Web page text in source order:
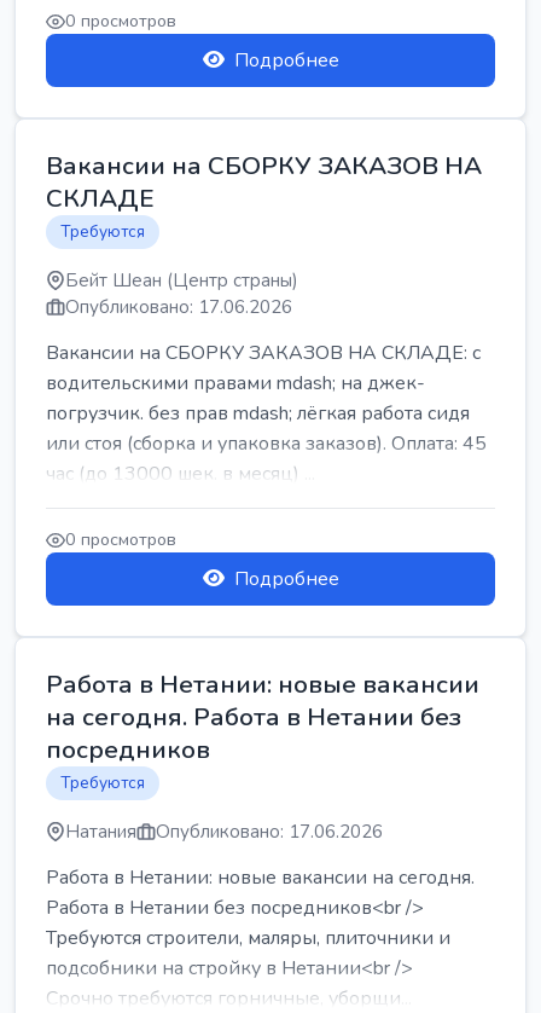
0 просмотров
Подробнее
Вакансии на СБОРКУ ЗАКАЗОВ НА
СКЛАДЕ
Требуются
Бейт Шеан (Центр страны)
Опубликовано: 17.06.2026
Вакансии на СБОРКУ ЗАКАЗОВ НА СКЛАДЕ: с
водительскими правами mdash; на джек-
погрузчик. без прав mdash; лёгкая работа сидя
или стоя (сборка и упаковка заказов). Оплата: 45
час (до 13000 шек. в месяц) ...
0 просмотров
Подробнее
Работа в Нетании: новые вакансии
на сегодня. Работа в Нетании без
посредников
Требуются
Натания Опубликовано: 17.06.2026
Работа в Нетании: новые вакансии на сегодня.
Работа в Нетании без посредников<br />
Требуются строители, маляры, плиточники и
подсобники на стройку в Нетании<br />
Срочно требуются горничные, уборщи...